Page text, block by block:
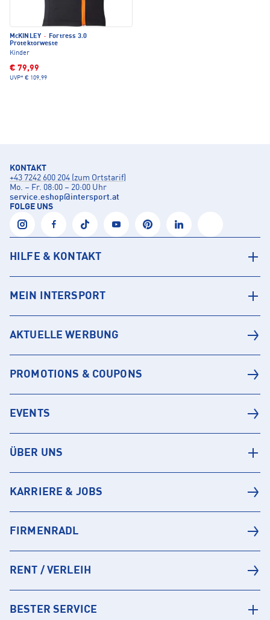
McKINLEY · Fortress 3.0
Protektorweste
Kinder
€ 79,99
UVP* € 109,99
KONTAKT
+43 7242 600 204 (zum Ortstarif)
Mo. – Fr. 08:00 – 20:00 Uhr
service.eshop@intersport.at
FOLGE UNS
HILFE & KONTAKT
MEIN INTERSPORT
AKTUELLE WERBUNG
PROMOTIONS & COUPONS
EVENTS
ÜBER UNS
KARRIERE & JOBS
FIRMENRADL
RENT / VERLEIH
BESTER SERVICE